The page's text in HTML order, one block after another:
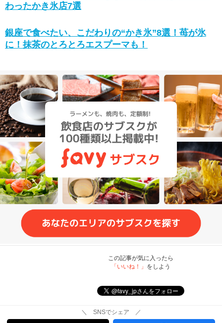
わったかき氷店7選
銀座で食べたい、こだわりの“かき氷”8選！苺が氷
に！抹茶のとろとろエスプーマも！
この記事が気に入ったら
「いいね！」 をしよう
＼ SNSでシェア ／